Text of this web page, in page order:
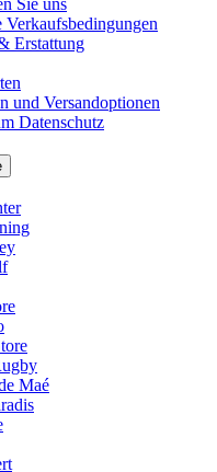
Verkaufsbedingungen
Erstattung
und Versandoptionen
Datenschutz
Maé